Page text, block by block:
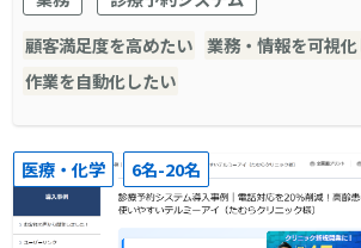
顧客満足度を高めたい 業務・情報を可視
作業を自動化したい
医療・化学 6名-20名